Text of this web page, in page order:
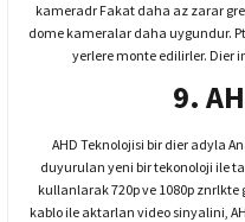
kameradr Fakat daha az zarar
dome kameralar daha uygundur.
yerlere monte edilirler. Dier
9.
AHD Teknolojisi bir dier adyla
duyurulan yeni bir tekonoloji ile
kullanlarak 720p ve 1080p
kablo ile aktarlan video sinyalini,